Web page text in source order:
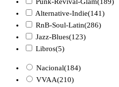
Alternative-Indie(141)
RnB-Soul-Latin(286)
Jazz-Blues(123)
Libros(5)
Nacional(184)
VVAA(210)